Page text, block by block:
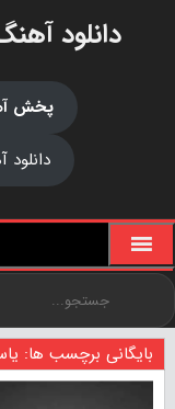
دانلود
پخش
بایگانی برچسب ها: